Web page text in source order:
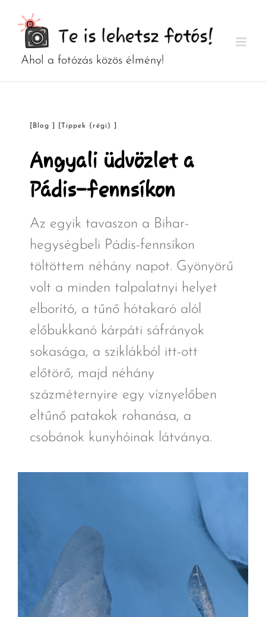
[Blog ] [Tippek (régi) ]
Angyali üdvözlet a
Pádis-fennsíkon
Az egyik tavaszon a Bihar-
hegységbeli Pádis-fennsíkon
töltöttem néhány napot. Gyönyörű
volt a minden talpalatnyi helyet
elborító, a tűnő hótakaró alól
előbukkanó kárpáti sáfrányok
sokasága, a sziklákból itt-ott
előtörő, majd néhány
százméternyire egy víznyelőben
eltűnő patakok rohanása, a
csobánok kunyhóinak látványa.